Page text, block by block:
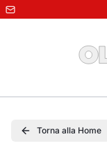
Torna alla Home